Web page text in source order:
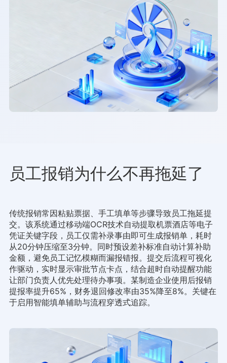
员工报销为什么不再拖延了
传统报销常因粘贴票据、手工填单等步骤导致员工拖延提
交。该系统通过移动端OCR技术自动提取机票酒店等电子
凭证关键字段，员工仅需补录事由即可生成报销单，耗时
从20分钟压缩至3分钟。同时预设差补标准自动计算补助
金额，避免员工记忆模糊而漏报错报。提交后流程可视化
作驱动，实时显示审批节点卡点，结合超时自动提醒功能
让部门负责人优先处理待办事项。某制造企业使用后报销
提报率提升65%，财务退回修改率由35%降至8%。关键在
于启用智能填单辅助与流程穿透式追踪。